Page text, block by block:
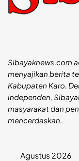
Sibayaknews.com
menyajikan berita
Kabupaten Karo.
independen,
masyarakat dan
mencerdaskan.
Agustus 2026